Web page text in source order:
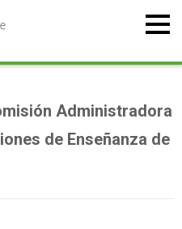
Administradora
de Enseñanza de